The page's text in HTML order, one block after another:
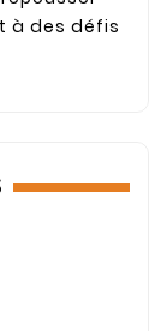
à des défis